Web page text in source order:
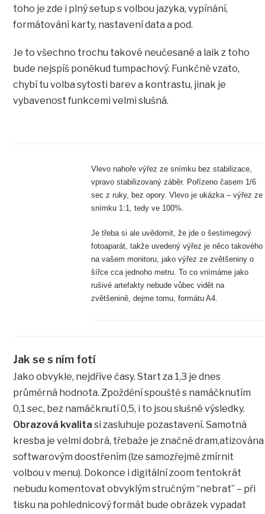
toho je zde i plný setup s volbou jazyka, vypínání,
formátování karty, nastavení data a pod.
Je to všechno trochu takové neučesané a laik z toho
bude nejspíš poněkud tumpachový. Funkčně vzato,
chybí tu volba sytosti barev a kontrastu, jinak je
vybavenost funkcemi velmi slušná.
Vlevo nahoře výřez ze snímku bez stabilizace,
vpravo stabilizovaný záběr. Pořízeno časem 1/6
sec z ruky, bez opory. Vlevo je ukázka – výřez ze
snímku 1:1, tedy ve 100%.
Je třeba si ale uvědomit, že jde o šestimegový
fotoaparát, takže uvedený výřez je něco takového
na vašem monitoru, jako výřez ze zvětšeniny o
šířce cca jednoho metru. To co vnímáme jako
rušivé artefakty nebude vůbec vidět na
zvětšenině, dejme tomu, formátu A4.
Jak se s ním fotí
Jako obvykle, nejdříve časy. Start za 1,3 je dnes
průměrná hodnota. Zpoždění spouště s namáčknutím
0,1 sec, bez namáčknutí 0,5, i to jsou slušné výsledky.
Obrazová kvalita si zasluhuje pozastavení. Samotná
kresba je velmi dobrá, třebaže je značně dram,atizována
softwarovým doostřením (lze samozřejmě zmírnit
volbou v menu). Dokonce i digitální zoom tentokrát
nebudu komentovat obvyklým stručným “nebrat” – při
tisku na pohlednicový formát bude obrázek vypadat